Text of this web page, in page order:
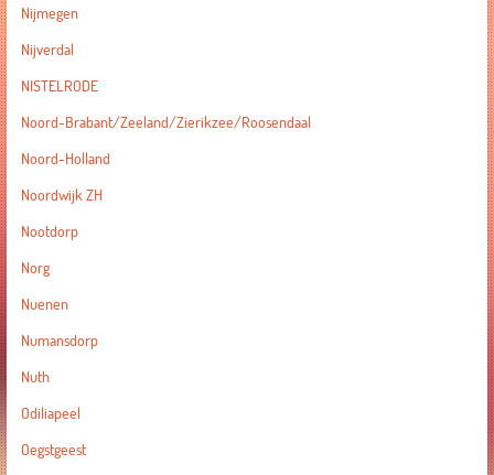
Nijmegen
Nijverdal
NISTELRODE
Noord-Brabant/Zeeland/Zierikzee/Roosendaal
Noord-Holland
Noordwijk ZH
Nootdorp
Norg
Nuenen
Numansdorp
Nuth
Odiliapeel
Oegstgeest